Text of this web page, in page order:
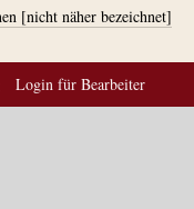
[nicht näher bezeichnet]
Login für Bearbeiter